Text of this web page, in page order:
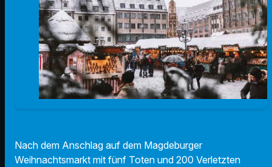
Nach dem Anschlag auf dem Magdeburger
Weihnachtsmarkt mit fünf Toten und 200 Verletzten